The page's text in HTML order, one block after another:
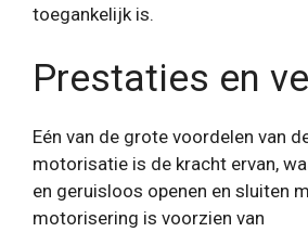
toegankelijk is.
Prestaties en
Eén van de grote voordelen van
motorisatie is de kracht ervan,
en geruisloos openen en sluiten
motorisering is voorzien van